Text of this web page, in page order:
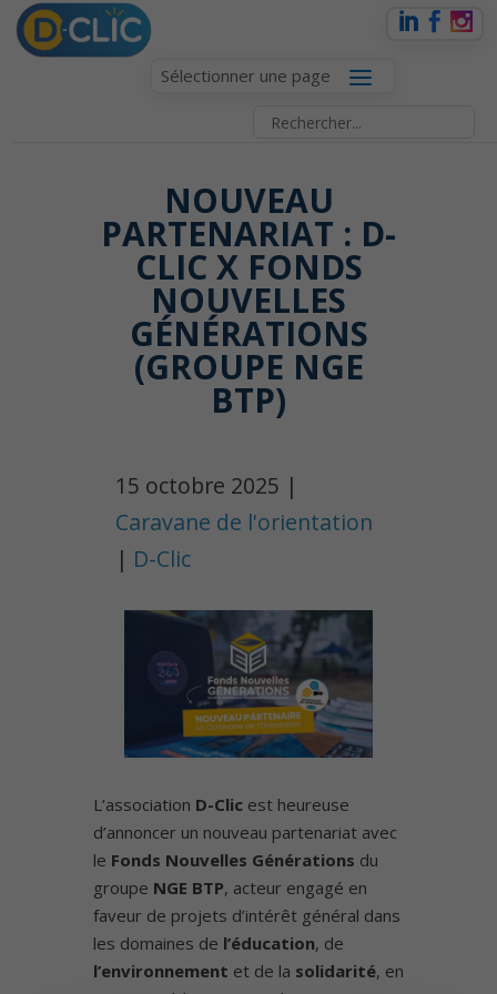
Sélectionner une page
NOUVEAU
PARTENARIAT : D-
CLIC X FONDS
NOUVELLES
GÉNÉRATIONS
(GROUPE NGE
BTP)
15 octobre 2025 |
Caravane de l'orientation
| D-Clic
L’association D-Clic est heureuse
d’annoncer un nouveau partenariat avec
le Fonds Nouvelles Générations du
groupe NGE BTP, acteur engagé en
faveur de projets d’intérêt général dans
les domaines de l’éducation, de
l’environnement et de la solidarité, en